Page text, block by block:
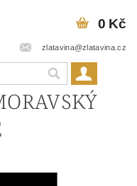
zlatavina@zlatavina.cz
0 Kč